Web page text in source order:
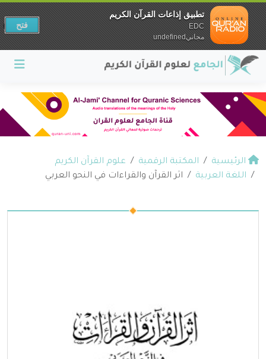
الرئيسية المكتبة الرقمية
علوم القرآن الكريم
اللغة العربية
اثر القرآن والقراءات في النحو العربي
تطبيق إذاعات القرآن الكريم
EDC
مجانيundefined
فتح